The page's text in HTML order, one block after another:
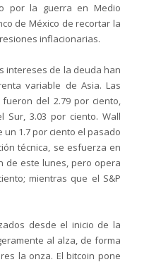
por la guerra en Medio
de México de recortar la
inflacionarias.
intereses de la deuda han
variable de Asia. Las
del 2.79 por ciento,
Sur, 3.03 por ciento. Wall
un 1.7 por ciento el pasado
técnica, se esfuerza en
de este lunes, pero opera
mientras que el S&P
desde el inicio de la
al alza, de forma
la onza. El bitcoin pone